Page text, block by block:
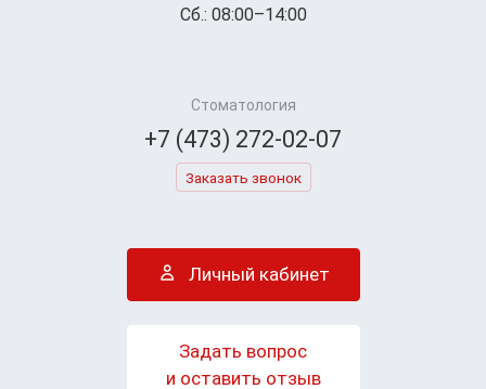
Сб.: 08:00–14:00
Стоматология
+7 (473) 272-02-07
Заказать звонок
Личный кабинет
Задать вопрос
и оставить отзыв